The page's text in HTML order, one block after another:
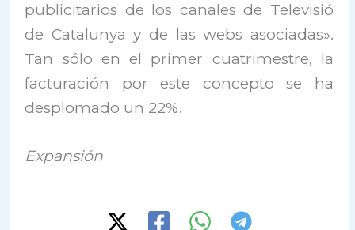
publicitarios de los canales de Televisió
de Catalunya y de las webs asociadas».
Tan sólo en el primer cuatrimestre, la
facturación por este concepto se ha
desplomado un 22%.
Expansión